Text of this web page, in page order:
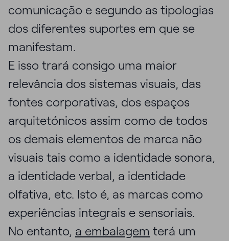
comunicação e segundo as tipologias
dos diferentes suportes em que se
manifestam.
E isso trará consigo uma maior
relevância dos sistemas visuais, das
fontes corporativas, dos espaços
arquitetónicos assim como de todos
os demais elementos de marca não
visuais tais como a identidade sonora,
a identidade verbal, a identidade
olfativa, etc. Isto é, as marcas como
experiências integrais e sensoriais.
No entanto, a embalagem terá um